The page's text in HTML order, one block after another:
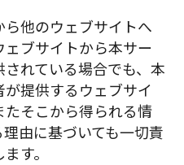
他のウェブサイトへ
ブサイトから本サー
れている場合でも、本
提供するウェブサイ
たそこから得られる情
由に基づいても一切責
す。